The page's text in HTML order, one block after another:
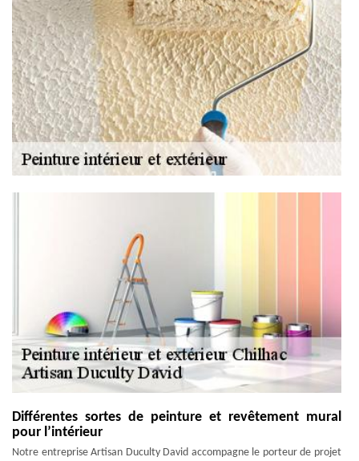
Différentes sortes de peinture et revêtement mural
pour l’intérieur
Notre entreprise Artisan Duculty David accompagne le porteur de projet